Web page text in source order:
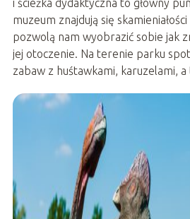
i ścieżka dydaktyczna to główny
muzeum znajdują się
pozwolą nam wyobrazić sobie jak
jej otoczenie. Na terenie parku
zabaw z huśtawkami, karuzelami,